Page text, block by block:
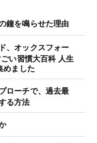
鐘を鳴らせた理由
、オックスフォー
い習慣大百科 人生
めました
ローチで、過去最
る方法